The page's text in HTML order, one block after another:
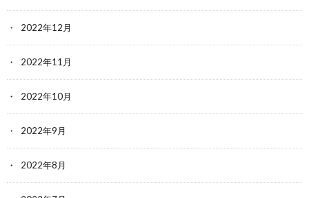
2022年12月
2022年11月
2022年10月
2022年9月
2022年8月